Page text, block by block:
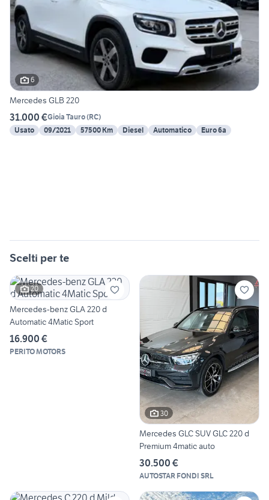
6
Mercedes GLB 220
31.000 €Gioia Tauro(RC)
Usato
09/2021 57500 Km Diesel Automatico Euro 6a
Scelti per te
20
Mercedes-benz GLA 220 d
Automatic 4Matic Sport
16.900 €
PERITO MOTORS
30
Mercedes GLC SUV GLC 220 d
Premium 4matic auto
30.500 €
AUTOSTAR FONDI SRL